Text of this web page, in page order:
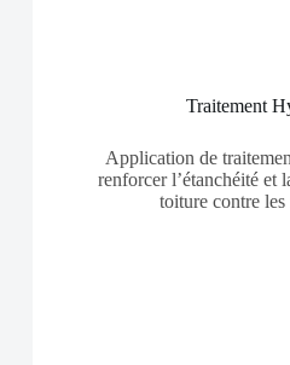
Traitement
Application de
renforcer l’étanchéité et
toiture contre les